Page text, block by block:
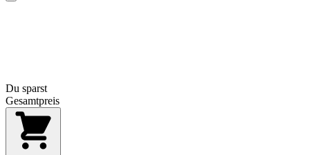
Du sparst
Gesamtpreis